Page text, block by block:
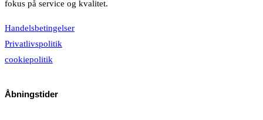
fokus på service og kvalitet.
Handelsbetingelser
Privatlivspolitik
cookiepolitik
Åbningstider